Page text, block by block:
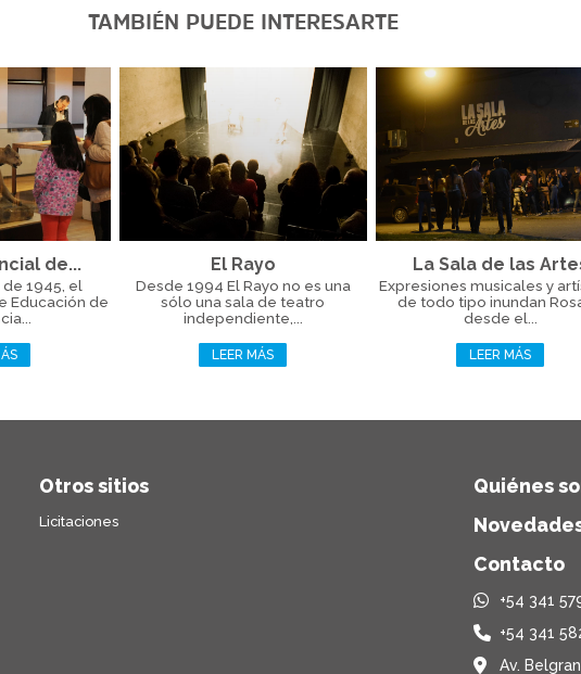
TAMBIÉN PUEDE INTERESARTE
de...
1945, el
Educación de
El Rayo
Desde 1994 El Rayo no es una
sólo una sala de teatro
independiente,...
LEER MÁS
La Sala de las
Expresiones musicales y
de todo tipo inundan
desde el...
LEER MÁS
Otros sitios
Licitaciones
Quiénes
Contacto
+54 341
+54 341
Av.